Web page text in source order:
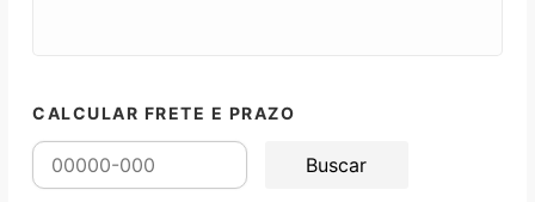
CALCULAR FRETE E PRAZO